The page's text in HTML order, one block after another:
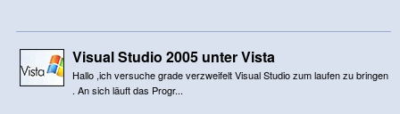
Visual Studio 2005 unter Vista
Hallo ,ich versuche grade verzweifelt Visual Studio zum laufen zu bringen
. An sich läuft das Progr...